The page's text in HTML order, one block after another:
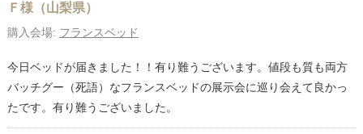
Ｆ様（山梨県）
購入会場: フランスベッド
今日ベッドが届きました！！有り難うございます。値段も質も両方
バッチグー（死語）なフランスベッドの展示会に巡り会えて良かっ
たです。有り難うございました。